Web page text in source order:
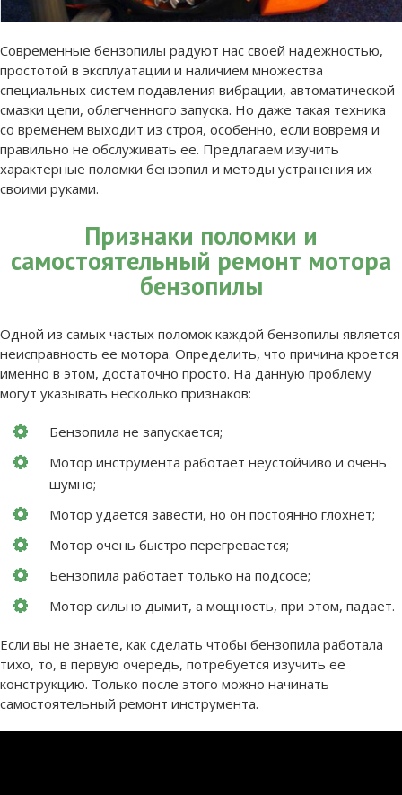
Современные бензопилы радуют нас своей надежностью,
простотой в эксплуатации и наличием множества
специальных систем подавления вибрации, автоматической
смазки цепи, облегченного запуска. Но даже такая техника
со временем выходит из строя, особенно, если вовремя и
правильно не обслуживать ее. Предлагаем изучить
характерные поломки бензопил и методы устранения их
своими руками.
Признаки поломки и
самостоятельный ремонт мотора
бензопилы
Одной из самых частых поломок каждой бензопилы является
неисправность ее мотора. Определить, что причина кроется
именно в этом, достаточно просто. На данную проблему
могут указывать несколько признаков:
Бензопила не запускается;
Мотор инструмента работает неустойчиво и очень
шумно;
Мотор удается завести, но он постоянно глохнет;
Мотор очень быстро перегревается;
Бензопила работает только на подсосе;
Мотор сильно дымит, а мощность, при этом, падает.
Если вы не знаете, как сделать чтобы бензопила работала
тихо, то, в первую очередь, потребуется изучить ее
конструкцию. Только после этого можно начинать
самостоятельный ремонт инструмента.